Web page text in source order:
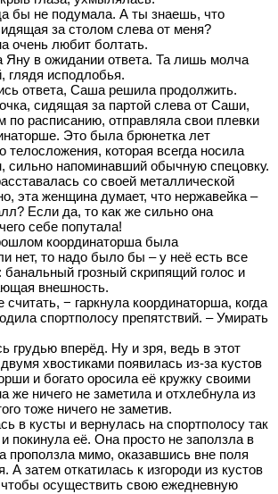
бы не подумала. А ты знаешь, что
за столом слева от меня?
очень любит болтать.
в ожидании ответа. Та лишь молча
глядя исподлобья.
ответа, Саша решила продолжить.
сидящая за партой слева от Саши,
по расписанию, отправляла свои плевки
Это была брюнетка лет
телосложения, которая всегда носила
сильно напоминавший обычную спецовку.
со своей металлической
эта женщина думает, что нержавейка –
Если да, то как же сильно она
себе попутала!
координаторша была
нет, то надо было бы – у неё есть все
грозный скрипящий голос и
внешность.
− гаркнула координаторша, когда
спортполосу препятствий. – Умирать
грудью вперёд. Ну и зря, ведь в этот
хвостиками появилась из-за кустов
и богато оросила её кружку своими
ничего не заметила и отхлебнула из
тоже ничего не заметив.
в кусты и вернулась на спортполосу так
покинула её. Она просто не заползла в
проползла мимо, оказавшись вне поля
А затем откатилась к изгороди из кустов
осуществить свою ежедневную